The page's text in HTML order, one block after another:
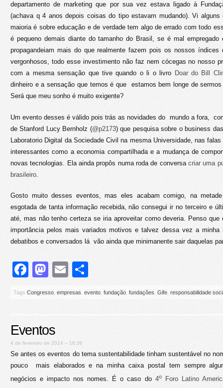
departamento de marketing que por sua vez estava ligado à
(achava q 4 anos depois coisas do tipo estavam mudando). Vi alguns
maioria é sobre educação e de verdade tem algo de errado com todo
é pequeno demais diante do tamanho do Brasil, se é mal
propagandeiam mais do que realmente fazem pois os nossos índices
vergonhosos, todo esse investimento não faz nem cócegas no nosso
com a mesma sensação que tive quando o li o livro Doar do Bill
dinheiro e a sensação que temos é que estamos bem longe de
Será que meu sonho é muito exigente?
Um evento desses é válido pois trás as novidades do mundo a fora,
de Stanford Lucy Bernholz (@p2173) que pesquisa sobre o business
Laboratorio Digital da Sociedade Civil na mesma Universidade, nas
interessantes como a economia compartilhada e a mudança de
novas tecnologias. Ela ainda propôs numa roda de conversa criar uma
brasileiro
Gosto muito desses eventos, mas eles acabam comigo, na
esgotada de tanta informação recebida, não consegui ir no terceiro e
até, mas não tenho certeza se iria aproveitar como deveria. Penso
importância pelos mais variados motivos e talvez dessa vez a minha
debatibos e conversados lá vão ainda que minimanente sair daquelas
Facebook
Mastodon
Email
Tags Congresso empresas evento fundação fundações Gife responsabilidade
Eventos
4 de fevereiro de 2014 – 18:36
Se antes os eventos do tema sustentabilidade tinham sustentável no
pouco mais elaborados e na minha caixa postal tem sempre
negócios e impacto nos nomes. É o caso do 4oForo Latino